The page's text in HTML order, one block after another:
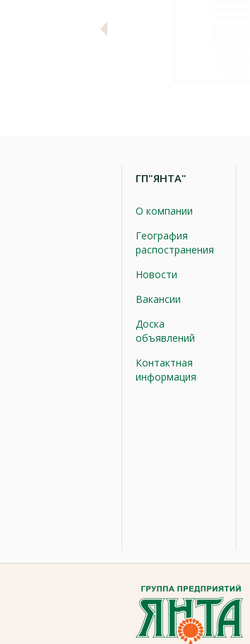
ГП"ЯНТА"
О компании
География
распостранения
Новости
Вакансии
Доска
объявлений
Контактная
информация